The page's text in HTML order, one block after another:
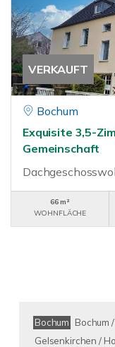
VERKAUFT
Bochum
Exquisite 3,5-
Gemeinschaft
66 m²
WOHNFLÄCHE
Bochum Bochum
Gelsenkirchen /